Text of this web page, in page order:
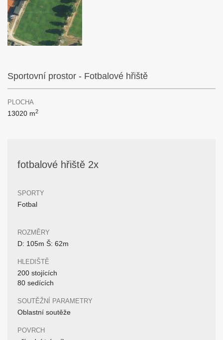
Sportovní prostor - Fotbalové hřiště
PLOCHA
13020 m2
fotbalové hřiště 2x
SPORTY
Fotbal
ROZMĚRY
D: 105m Š: 62m
HLEDIŠTĚ
200 stojících
80 sedících
SOUTĚŽNÍ PARAMETRY
Oblastní soutěže
POVRCH